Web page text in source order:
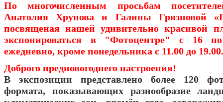
По многочисленным просьбам
Анатолия Хрупова и Галины Грязновой
посвященая нашей удивительно красивой
экспонироваться в "Фотоцентре" с 16
ежедневно, кроме понедельника с 11.00 до 19.00.
Доброго предновогоднего настроения!
В экспозиции представлено более 120
формата, показывающих разнообразие